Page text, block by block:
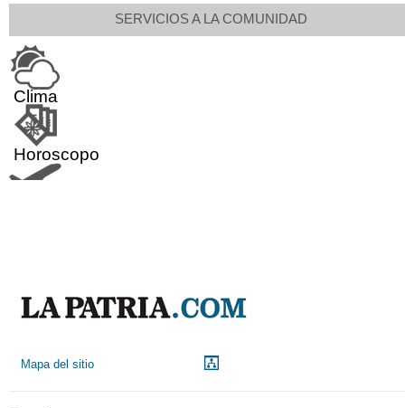
SERVICIOS A LA COMUNIDAD
Clima
Horoscopo
Mapa del sitio